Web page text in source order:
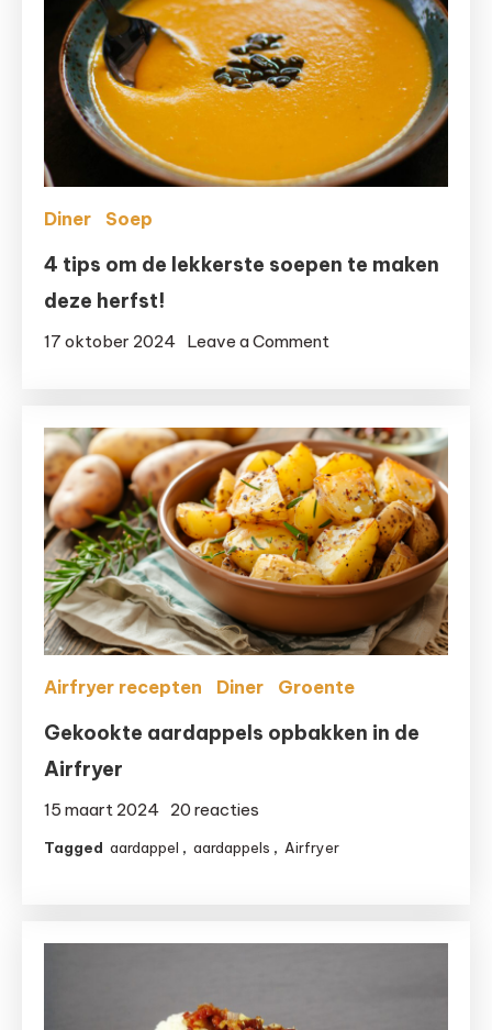
Diner Soep
4 tips om de lekkerste soepen te maken
deze herfst!
17 oktober 2024 Leave a Comment
om
de
lekkerste
soepen
te
maken
herfst!
Airfryer recepten Diner Groente
Gekookte aardappels opbakken in de
Airfryer
15 maart 2024 20 reacties
Gekookte
Tagged aardappel , aardappels , Airfryer